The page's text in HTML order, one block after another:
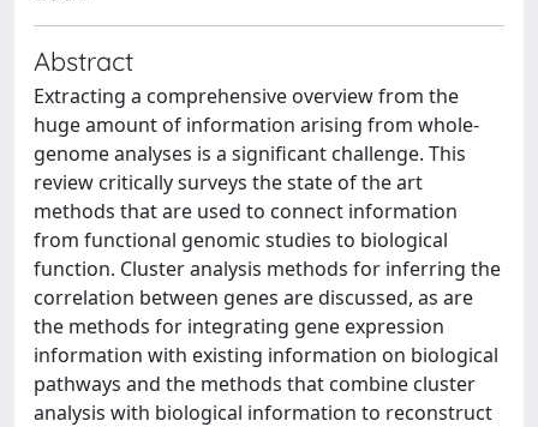
Abstract
Extracting a comprehensive overview from the
huge amount of information arising from whole-
genome analyses is a significant challenge. This
review critically surveys the state of the art
methods that are used to connect information
from functional genomic studies to biological
function. Cluster analysis methods for inferring the
correlation between genes are discussed, as are
the methods for integrating gene expression
information with existing information on biological
pathways and the methods that combine cluster
analysis with biological information to reconstruct